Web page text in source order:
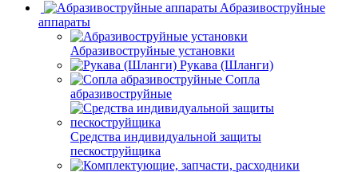
Aбразивоструйные
аппараты
Абразивоструйные установки
Рукава (Шланги)
Сопла
абразивоструйные
Средства индивидуальной защиты
пескоструйщика